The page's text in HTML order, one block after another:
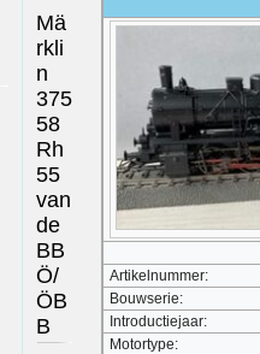
Artikelnummer:
Bouwserie:
Introductiejaar:
Motortype:
Mä
rkli
n
375
58
Rh
55
van
de
BB
Ö/
ÖB
B